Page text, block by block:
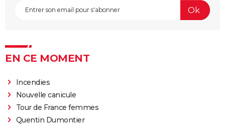
EN CE MOMENT
Incendies
Nouvelle canicule
Tour de France femmes
Quentin Dumontier